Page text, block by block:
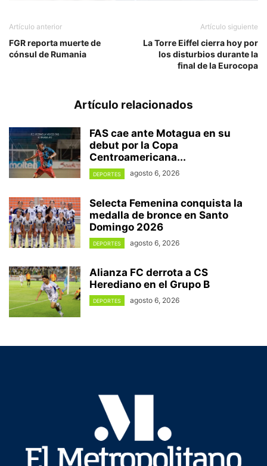
Artículo anterior
FGR reporta muerte de
cónsul de Rumania
Artículo siguiente
La Torre Eiffel cierra hoy por
los disturbios durante la
final de la Eurocopa
Artículo relacionados
FAS cae ante Motagua en su
debut por la Copa
Centroamericana...
DEPORTES agosto 6, 2026
Selecta Femenina conquista la
medalla de bronce en Santo
Domingo 2026
DEPORTES agosto 6, 2026
Alianza FC derrota a CS
Herediano en el Grupo B
DEPORTES agosto 6, 2026